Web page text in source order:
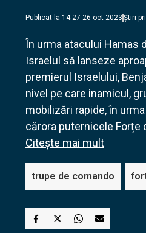
Publicat la 14:27 26 oct 2023 Știri
În urma atacului Hamas
Israelul să lanseze
premierul Israelului,
nivel pe care inamicul,
mobilizări rapide, în
cărora puternicele Forțe
Citește mai mult
trupe de comando